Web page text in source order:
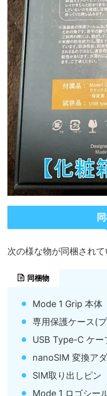
次の様な物が同梱されて
同梱物
Mode 1 Grip 本体
専用保護ケース(
USB Type-C ケー
nanoSIM 変換ア
SIM取り出しピン
Mode 1 ロゴシー